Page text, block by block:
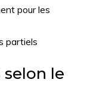
pour les
partiels
le